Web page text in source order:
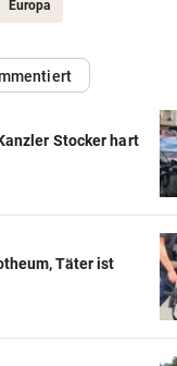
Europa
Stocker hart
Täter ist